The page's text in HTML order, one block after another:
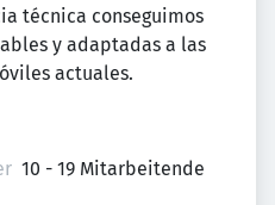
técnica conseguimos
y adaptadas a las
actuales.
10 - 19 Mitarbeitende